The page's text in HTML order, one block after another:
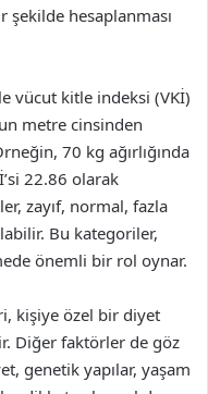
hesaplanması
vücut kitle indeksi (VKİ)
metre cinsinden
70 kg ağırlığında
22.86 olarak
zayıf, normal, fazla
Bu kategoriler,
önemli bir rol oynar.
kişiye özel bir diyet
Diğer faktörler de göz
genetik yapılar, yaşam